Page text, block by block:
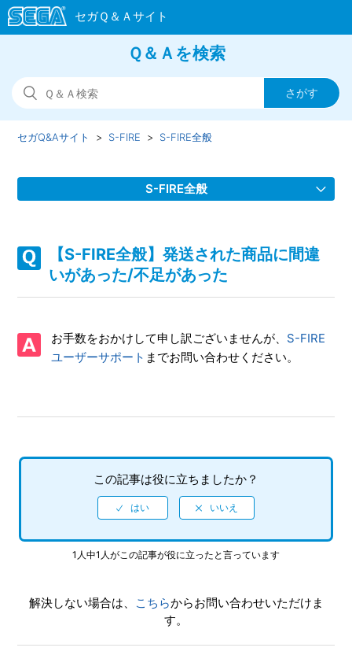
Ｑ＆Ａを検索
セガQ&Aサイト S-FIRE S-FIRE全般
S-FIRE全般
た
【S-FIRE全般】発送された商品に間違いがあった/不足があ
【S-FIRE全般】商品実物を直接見れる機会・場所はないか
【S-FIRE全般】発送先住所を変更したい
【S-FIRE全般】決済方法・決済タイミングについて
【S-FIRE全般】S-FIRE（エスファイア）とは何ですか
【S-FIRE全般】発送された商品に間違
いがあった/不足があった
お手数をおかけして申し訳ございませんが、 S-FIRE
ユーザーサポート までお問い合わせください。
この記事は役に立ちましたか？
1人中1人がこの記事が役に立ったと言っています
解決しない場合は、 こちらからお問い合わせいただけま
す。